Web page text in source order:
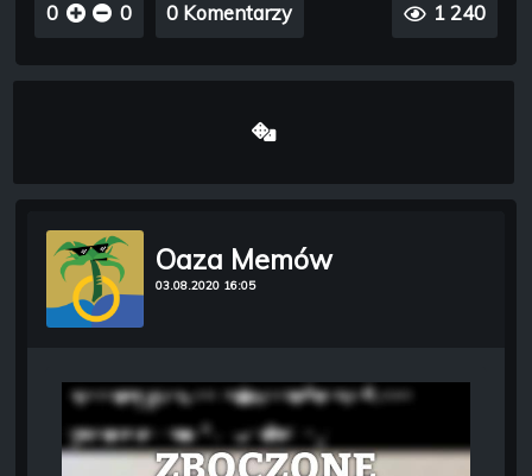
0 0 0 Komentarzy 1 240
Oaza Memów
03.08.2020 16:05